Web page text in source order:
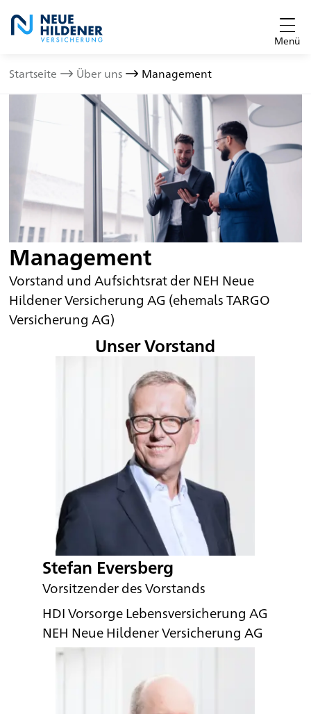
Menü
Startseite Über uns Management
Management
Vorstand und Aufsichtsrat der NEH Neue
Hildener Versicherung AG (ehemals TARGO
Versicherung AG)
Unser Vorstand
Stefan Eversberg
Vorsitzender des Vorstands
HDI Vorsorge Lebensversicherung AG
NEH Neue Hildener Versicherung AG